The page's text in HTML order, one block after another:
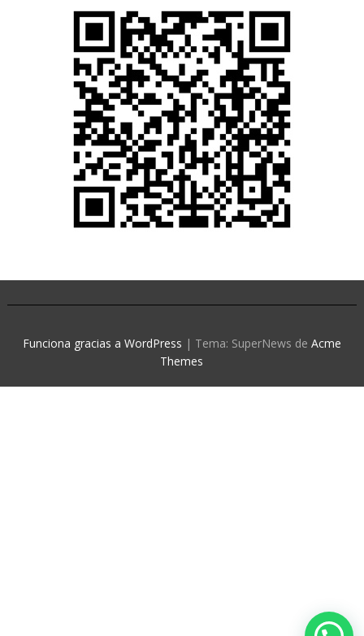
Funciona gracias a WordPress | Tema: SuperNews de Acme
Themes